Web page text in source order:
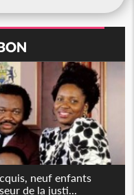
neuf enfants
de la justi...